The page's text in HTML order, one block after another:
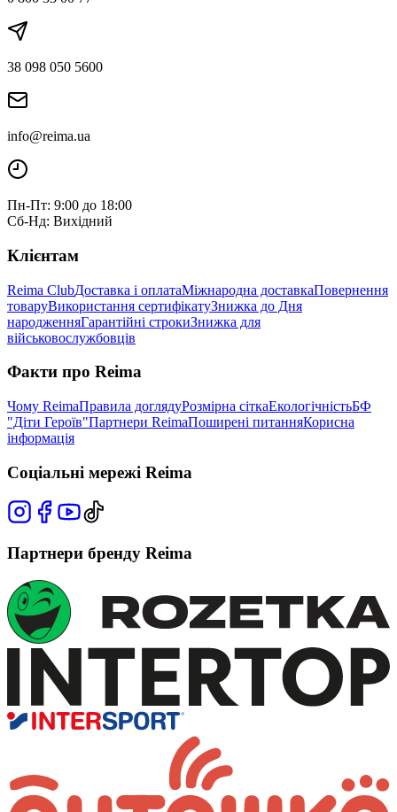
38 098 050 5600
info@reima.ua
Пн-Пт: 9:00 до 18:00
Сб-Нд: Вихідний
Клієнтам
Reima ClubДоставка і оплатаМіжнародна доставкаПовернення
товаруВикористання сертифікатуЗнижка до Дня
народженняГарантійні строкиЗнижка для
військовослужбовців
Факти про Reima
Чому ReimaПравила доглядуРозмірна сіткаЕкологічністьБФ
"Діти Героїв"Партнери ReimaПоширені питанняКорисна
інформація
Соціальні мережі Reima
Партнери бренду Reima